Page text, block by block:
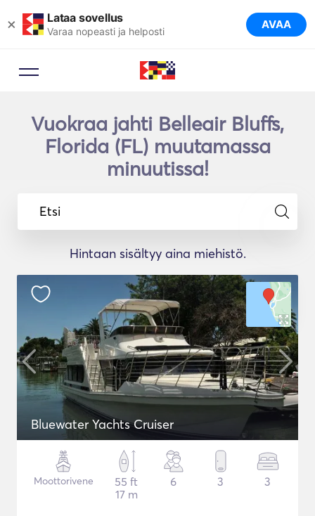
× Lataa sovellus
Varaa nopeasti ja helposti AVAA
Vuokraa jahti Belleair Bluffs,
Florida (FL) muutamassa
minuutissa!
Etsi
Hintaan sisältyy aina miehistö.
Bluewater Yachts Cruiser
Moottorivene
55 ft
17 m
6 3 3